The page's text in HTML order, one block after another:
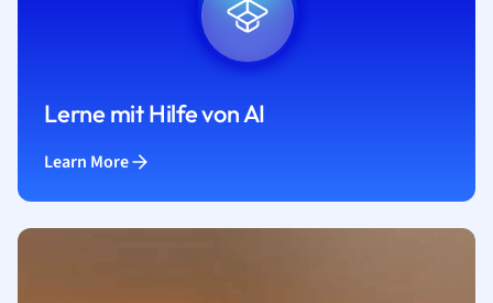
Lerne mit Hilfe von AI
Learn More